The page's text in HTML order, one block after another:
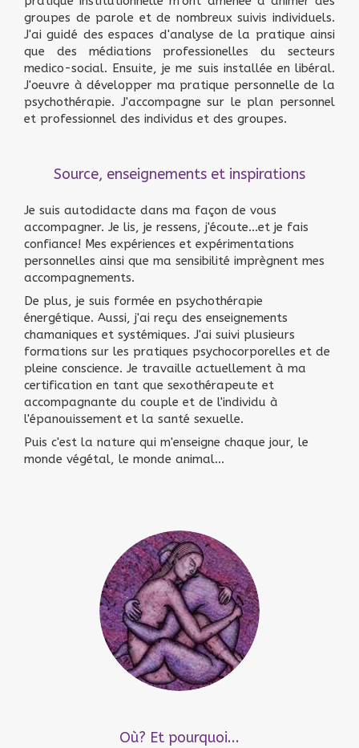
groupes de parole et de nombreux suivis individuels.
J'ai guidé des espaces d'analyse de la pratique ainsi
que des médiations professionelles du secteurs
medico-social. Ensuite, je me suis installée en libéral.
J'oeuvre à développer ma pratique personnelle de la
psychothérapie. J'accompagne sur le plan personnel
et professionnel des individus et des groupes.
Source, enseignements et inspirations
Je suis autodidacte dans ma façon de vous
accompagner. Je lis, je ressens, j'écoute...et je fais
confiance! Mes expériences et expérimentations
personnelles ainsi que ma sensibilité imprègnent mes
accompagnements.
De plus, je suis formée en psychothérapie
énergétique. Aussi, j'ai reçu des enseignements
chamaniques et systémiques. J'ai suivi plusieurs
formations sur les pratiques psychocorporelles et de
pleine conscience. Je travaille actuellement à ma
certification en tant que sexothérapeute et
accompagnante du couple et de l'individu à
l'épanouissement et la santé sexuelle.
Puis c'est la nature qui m'enseigne chaque jour, le
monde végétal, le monde animal...
Où? Et pourquoi...